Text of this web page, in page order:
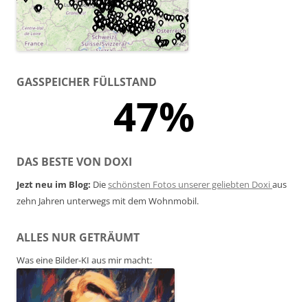
GASSPEICHER FÜLLSTAND
47%
DAS BESTE VON DOXI
Jezt neu im Blog: Dieschönsten Fotos unserer geliebten Doxiaus
zehn Jahren unterwegs mit dem Wohnmobil.
ALLES NUR GETRÄUMT
Was eine Bilder-KI aus mir macht: